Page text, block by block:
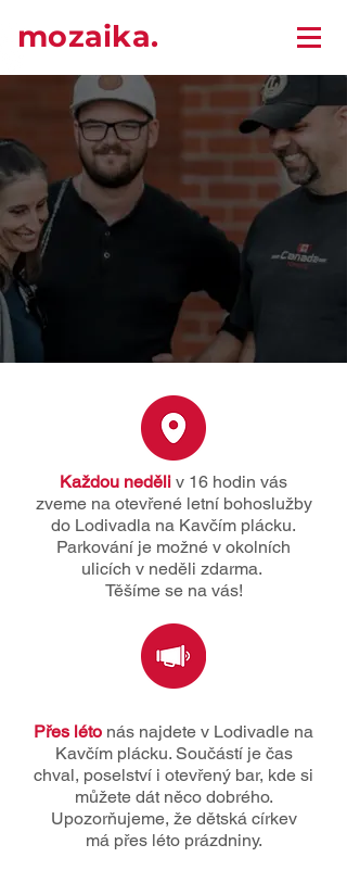
mozaika.
Každou neděli v 16 hodin vás
zveme na otevřené letní bohoslužby
do Lodivadla na Kavčím plácku.
Parkování je možné v okolních
ulicích v neděli zdarma.
Těšíme se na vás!
Přes léto nás najdete v Lodivadle na
Kavčím plácku. Součástí je čas
chval, poselství i otevřený bar, kde si
můžete dát něco dobrého.
Upozorňujeme, že dětská církev
má přes léto prázdniny.